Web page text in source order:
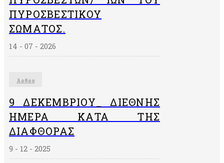
ΠΥΡΟΣΒΕΣΤΙΚΟΎ
ΣΏΜΑΤΟΣ.
14 - 07 - 2026
Άρθρα
9 ΔΕΚΕΜΒΡΙΟΥ_ ΔΙΕΘΝΗΣ
ΗΜΕΡΑ ΚΑΤΑ ΤΗΣ
ΔΙΑΦΘΟΡΑΣ
9 - 12 - 2025